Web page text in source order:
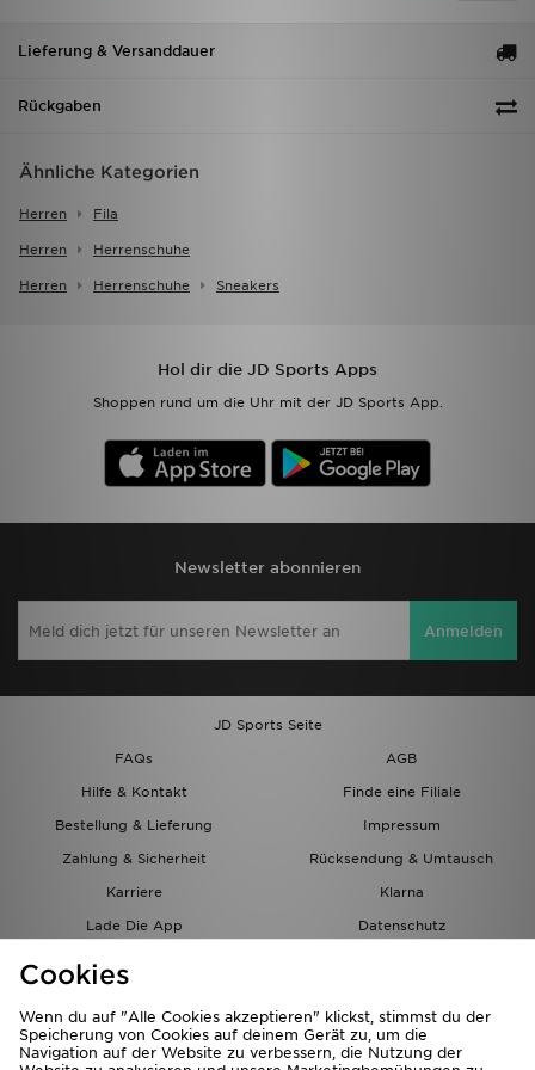
Lieferung & Versanddauer
Rückgaben
Ähnliche Kategorien
Herren Fila
Herren Herrenschuhe
Herren Herrenschuhe Sneakers
Hol dir die JD Sports Apps
Shoppen rund um die Uhr mit der JD Sports App.
Newsletter abonnieren
Anmelden
JD Sports Seite
FAQs
AGB
Hilfe & Kontakt
Finde eine Filiale
Bestellung & Lieferung
Impressum
Zahlung & Sicherheit
Rücksendung & Umtausch
Karriere
Klarna
Lade Die App
Datenschutz
Cookies
Wenn du auf "Alle Cookies akzeptieren" klickst, stimmst du der
Speicherung von Cookies auf deinem Gerät zu, um die
Navigation auf der Website zu verbessern, die Nutzung der